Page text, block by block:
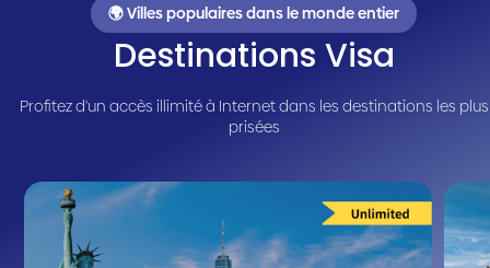
🌍 Villes populaires dans le monde entier
Destinations Visa
Profitez d'un accès illimité à Internet dans les destinations les plus
prisées